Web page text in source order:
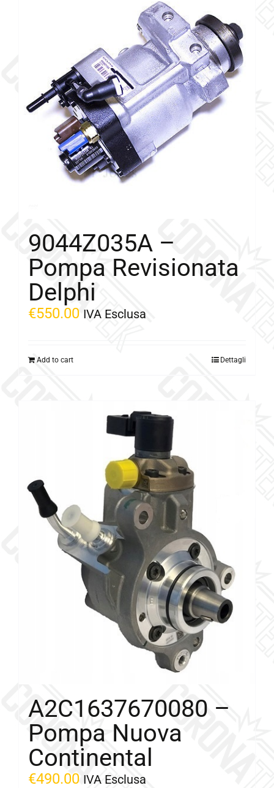
Contatti
Blog
0 elementi
9044Z035A –
Pompa Revisionata
Delphi
€550.00 IVA Esclusa
Add to cart Dettagli
A2C1637670080 –
Pompa Nuova
Continental
€490.00 IVA Esclusa